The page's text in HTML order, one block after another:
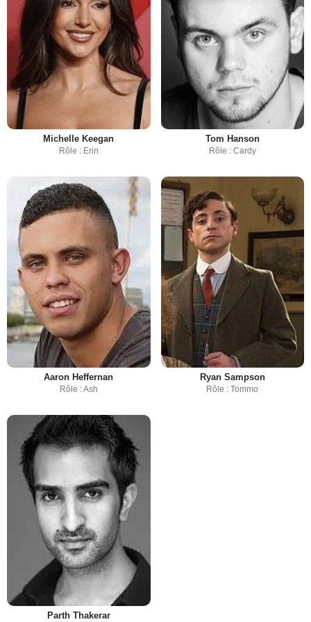
Michelle Keegan
Rôle : Erin
Tom Hanson
Rôle : Cardy
Aaron Heffernan
Rôle : Ash
Ryan Sampson
Rôle : Tommo
Parth Thakerar